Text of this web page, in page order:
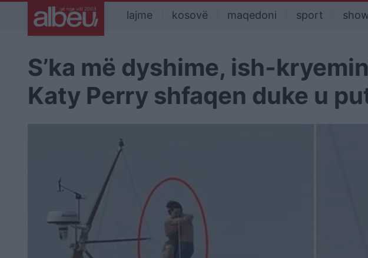
lajme kosovë maqedoni sport
S’ka më dyshime, ish-
Katy Perry shfaqen duke u